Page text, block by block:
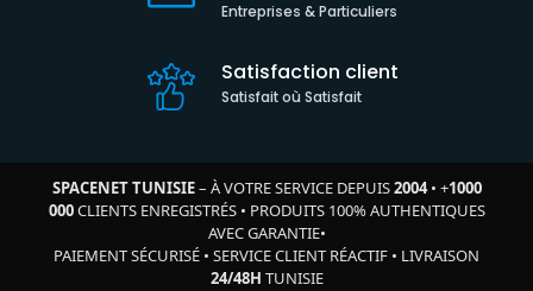
Entreprises & Particuliers
Satisfaction client
Satisfait où Satisfait
SPACENET TUNISIE– À VOTRE SERVICE DEPUIS2004• +1000
000CLIENTS ENREGISTRÉS• PRODUITS 100% AUTHENTIQUES
AVEC GARANTIE•
PAIEMENT SÉCURISÉ • SERVICE CLIENT RÉACTIF • LIVRAISON
24/48H TUNISIE